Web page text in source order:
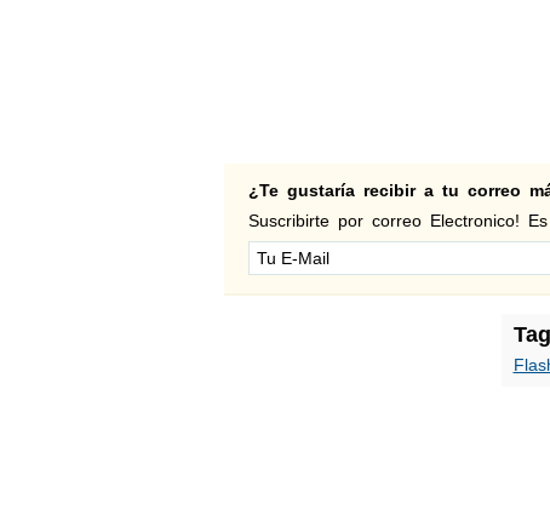
¿Te gustaría recibir a tu correo
Suscribirte por correo Electronico!